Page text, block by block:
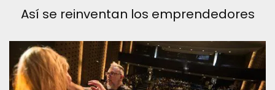
Así se reinventan los emprendedores